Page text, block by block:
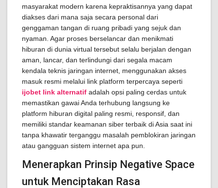
masyarakat modern karena kepraktisannya yang dapat
diakses dari mana saja secara personal dari
genggaman tangan di ruang pribadi yang sejuk dan
nyaman. Agar proses berselancar dan menikmati
hiburan di dunia virtual tersebut selalu berjalan dengan
aman, lancar, dan terlindungi dari segala macam
kendala teknis jaringan internet, menggunakan akses
masuk resmi melalui link platform terpercaya seperti
ijobet link alternatif adalah opsi paling cerdas untuk
memastikan gawai Anda terhubung langsung ke
platform hiburan digital paling resmi, responsif, dan
memiliki standar keamanan siber terbaik di Asia saat ini
tanpa khawatir terganggu masalah pemblokiran jaringan
atau gangguan sistem internet apa pun.
Menerapkan Prinsip Negative Space
untuk Menciptakan Rasa